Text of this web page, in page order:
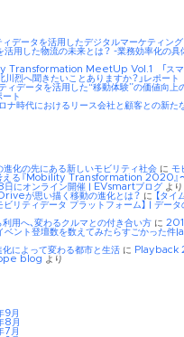
ィデータを活用したデジタルマーケティング
活用した物流の未来とは？ -業務効率化の具
Transformation MeetUp Vol.1 「スマ
川烈へ聞きたいことありますか？」レポート
ティデータを活用した“移動体験”の価値向上
ート
ナ時代におけるリース会社と顧客との新た
化の先にある新しいモビリティ社会 に モ
える『Mobility Transformation 2020』
日にオンライン開催 | EVsmartブログ より
が思い描く移動の進化とは？ に
【タ
ビリティデータ プラットフォーム】 | データ
利用へ、変わるクルマとの付き合い方 に
ベント登壇数を数えてみたらすごかった
化によって変わる都市と生活 に Playback
blog
より
月
月
月